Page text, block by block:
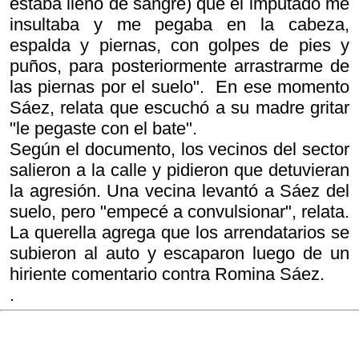
insultaba y me pegaba en la cabeza,
espalda y piernas, con golpes de pies y
puños, para posteriormente arrastrarme de
las piernas por el suelo". En ese momento
Sáez, relata que escuchó a su madre gritar
"le pegaste con el bate".
Según el documento, los vecinos del sector
salieron a la calle y pidieron que detuvieran
la agresión. Una vecina levantó a Sáez del
suelo, pero "empecé a convulsionar", relata.
La querella agrega que los arrendatarios se
subieron al auto y escaparon luego de un
hiriente comentario contra Romina Sáez.
.